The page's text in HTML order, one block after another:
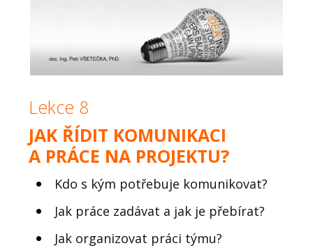
Lekce 8
JAK ŘÍDIT KOMUNIKACI
A PRÁCE NA PROJEKTU?
Kdo s kým potřebuje komunikovat?
Jak práce zadávat a jak je přebírat?
Jak organizovat práci týmu?